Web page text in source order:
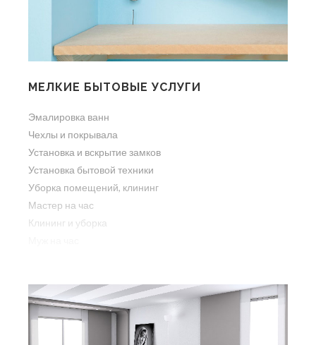
МЕЛКИЕ БЫТОВЫЕ УСЛУГИ
Эмалировка ванн
Чехлы и покрывала
Установка и вскрытие замков
Установка бытовой техники
Уборка помещений, клининг
Мастер на час
Клининг и уборка